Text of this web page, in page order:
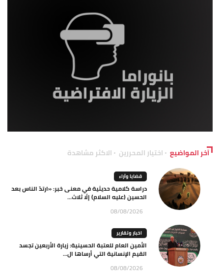
آخر المواضيع اختيار المحررين الاكثر مشاهدة
قضايا وآراء
دراسة كلامية حديثية في معنى خبر: «ارتدّ الناس بعد
الحسين (عليه السلام) إلّا ثلاث...
08/08/2026
اخبار وتقارير
الأمين العام للعتبة الحسينية: زيارة الأربعين تجسد
القيم الإنسانية التي أرساها ال...
08/08/2026